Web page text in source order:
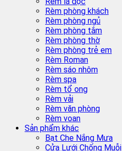
Rèm phòng khách
Rèm phòng ngủ
Rèm phòng tắm
Rèm phòng thờ
Rèm phòng trẻ em
Rèm Roman
Rèm sáo nhôm
Rèm spa
Rèm tổ ong
Rèm vải
Rèm văn phòng
Rèm voan
Sản phẩm khác
Bạt Che Nắng Mưa
Cửa Lưới Chống Muỗi